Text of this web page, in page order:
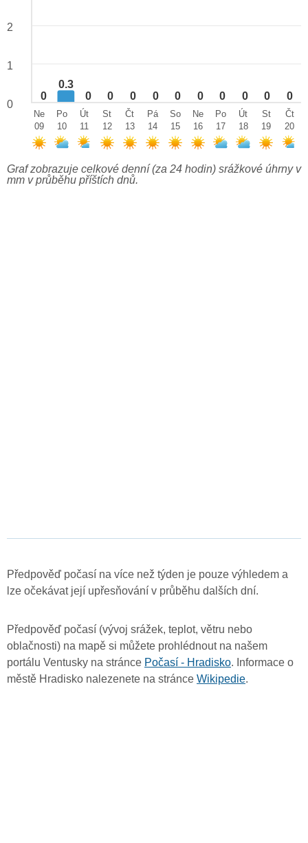
0
0.3
0 0 0 0 0 0 0 0 0 0
2
1
0
Ne
09
Po
10
Út
11
St
12
Čt
13
Pá
14
So
15
Ne
16
Po
17
Út
18
St
19
Čt
20
Graf zobrazuje celkové denní (za 24 hodin) srážkové úhrny v
mm v průběhu příštích dnů.
Předpověď počasí na více než týden je pouze výhledem a
lze očekávat její upřesňování v průběhu dalších dní.
Předpověď počasí (vývoj srážek, teplot, větru nebo
oblačnosti) na mapě si můžete prohlédnout na našem
portálu Ventusky na stránce Počasí - Hradisko. Informace o
městě Hradisko nalezenete na stránce Wikipedie.